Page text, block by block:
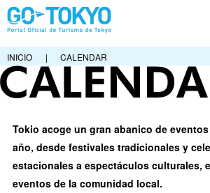
INICIO | CALENDAR
Tokio acoge un gran abanico de
año, desde festivales tradicionales y
estacionales a espectáculos culturales,
eventos de la comunidad local.